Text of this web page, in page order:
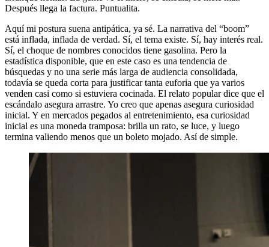
Después llega la factura. Puntualita.
Aquí mi postura suena antipática, ya sé. La narrativa del “boom”
está inflada, inflada de verdad. Sí, el tema existe. Sí, hay interés real.
Sí, el choque de nombres conocidos tiene gasolina. Pero la
estadística disponible, que en este caso es una tendencia de
búsquedas y no una serie más larga de audiencia consolidada,
todavía se queda corta para justificar tanta euforia que ya varios
venden casi como si estuviera cocinada. El relato popular dice que el
escándalo asegura arrastre. Yo creo que apenas asegura curiosidad
inicial. Y en mercados pegados al entretenimiento, esa curiosidad
inicial es una moneda tramposa: brilla un rato, se luce, y luego
termina valiendo menos que un boleto mojado. Así de simple.